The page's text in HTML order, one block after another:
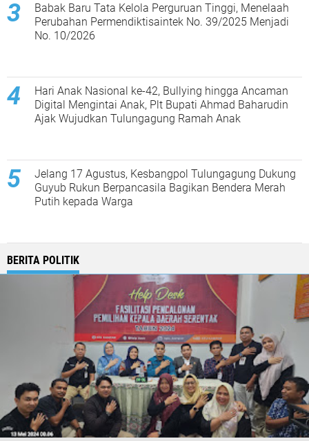
Babak Baru Tata Kelola Perguruan Tinggi, Menelaah
Perubahan Permendiktisaintek No. 39/2025 Menjadi
No. 10/2026
Hari Anak Nasional ke-42, Bullying hingga Ancaman
Digital Mengintai Anak, Plt Bupati Ahmad Baharudin
Ajak Wujudkan Tulungagung Ramah Anak
Jelang 17 Agustus, Kesbangpol Tulungagung Dukung
Guyub Rukun Berpancasila Bagikan Bendera Merah
Putih kepada Warga
BERITA POLITIK